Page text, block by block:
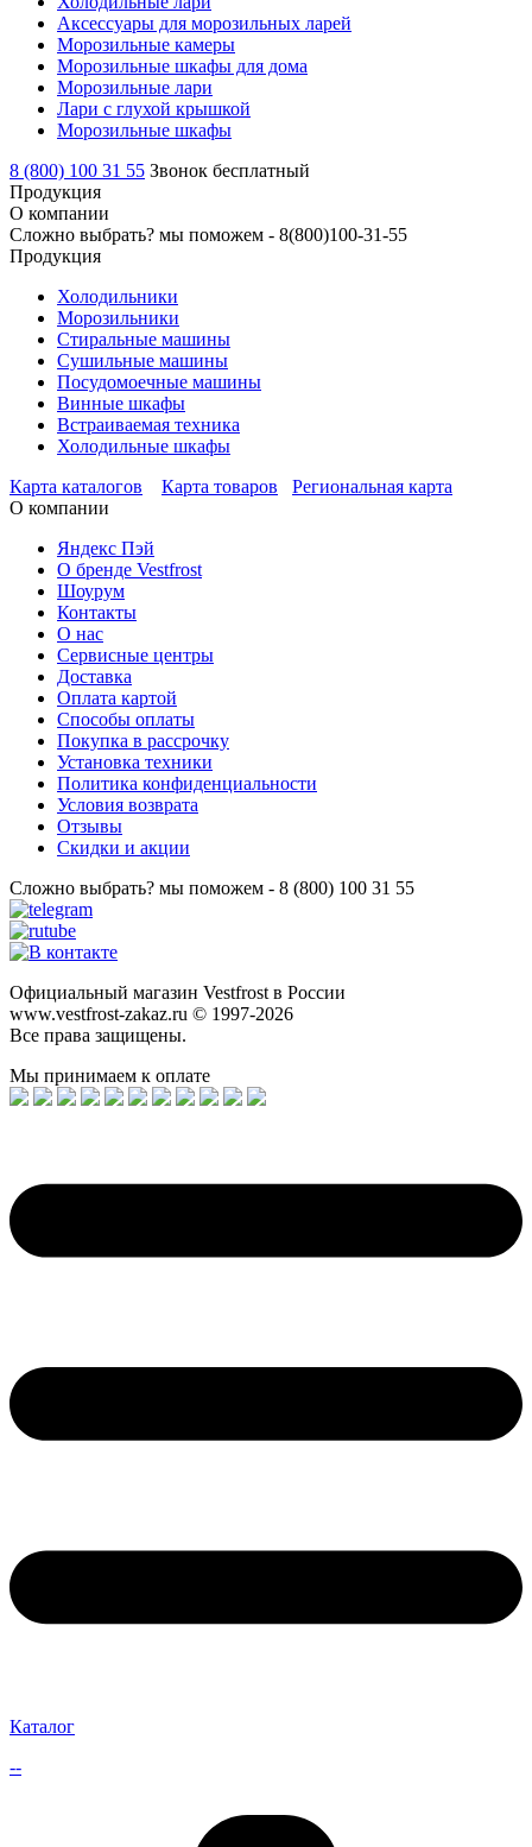
Аксессуары для морозильных ларей
Морозильные камеры
Морозильные шкафы для дома
Морозильные лари
Лари с глухой крышкой
Морозильные шкафы
8 (800) 100 31 55 Звонок бесплатный
Продукция
О компании
Сложно выбрать? мы поможем - 8(800)100-31-55
Продукция
Холодильники
Морозильники
Стиральные машины
Сушильные машины
Посудомоечные машины
Винные шкафы
Встраиваемая техника
Холодильные шкафы
Карта каталогов
Карта товаров
Региональная карта
О компании
Яндекс Пэй
О бренде Vestfrost
Шоурум
Контакты
О нас
Сервисные центры
Доставка
Оплата картой
Способы оплаты
Покупка в рассрочку
Установка техники
Политика конфиденциальности
Условия возврата
Отзывы
Скидки и акции
Сложно выбрать? мы поможем - 8 (800) 100 31 55
Официальный магазин Vestfrost в России
www.vestfrost-zakaz.ru © 1997-2026
Все права защищены.
Мы принимаем к оплате
Каталог
--